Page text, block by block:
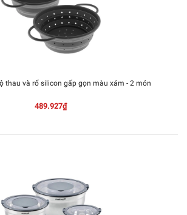
thau và rổ silicon gấp gọn màu xám - 2 món
489.927₫